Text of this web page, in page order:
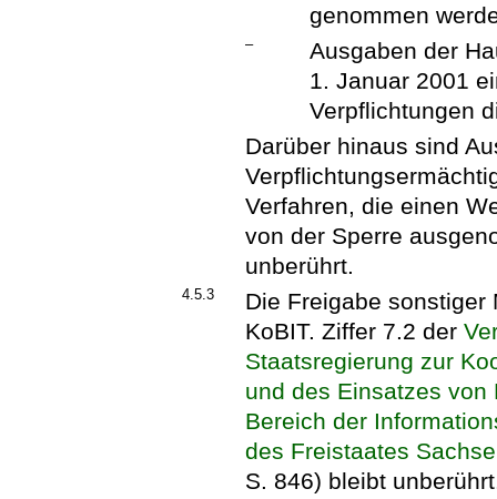
genommen
–
Ausgaben der
1. Januar 2001
Verpflichtungen
Darüber hinaus sind
Verfahren, die einen
von der Sperre
unberührt.
4.5.3
Die Freigabe
KoBIT. Ziffer 7.2 der
Staatsregierung zur
und des Einsatzes von
Bereich der
des Freistaates
S. 846) bleibt